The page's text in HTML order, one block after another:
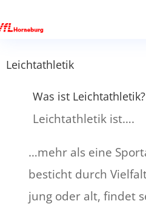
Leichtathletik
Was ist Leichtathletik?
Leichtathletik ist….
…mehr als eine
besticht durch
jung oder alt, findet